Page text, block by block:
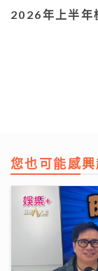
2026年上半年
您也可能感興